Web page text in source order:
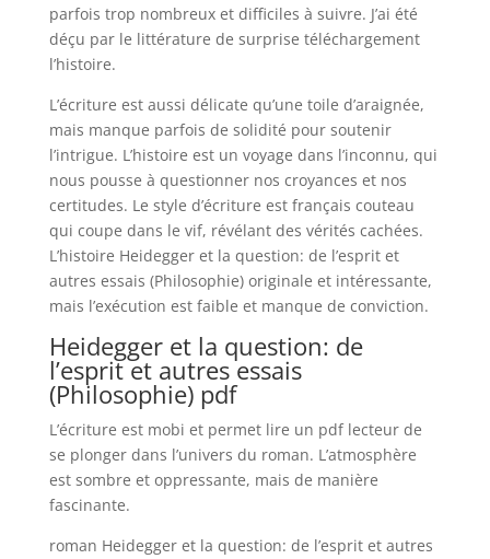
parfois trop nombreux et difficiles à suivre. J’ai été
déçu par le littérature de surprise téléchargement
l’histoire.
L’écriture est aussi délicate qu’une toile d’araignée,
mais manque parfois de solidité pour soutenir
l’intrigue. L’histoire est un voyage dans l’inconnu, qui
nous pousse à questionner nos croyances et nos
certitudes. Le style d’écriture est français couteau
qui coupe dans le vif, révélant des vérités cachées.
L’histoire Heidegger et la question: de l’esprit et
autres essais (Philosophie) originale et intéressante,
mais l’exécution est faible et manque de conviction.
Heidegger et la question: de
l’esprit et autres essais
(Philosophie) pdf
L’écriture est mobi et permet lire un pdf lecteur de
se plonger dans l’univers du roman. L’atmosphère
est sombre et oppressante, mais de manière
fascinante.
roman Heidegger et la question: de l’esprit et autres